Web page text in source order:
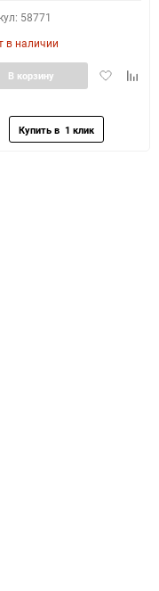
58771
в наличии
Добавить
В корзину